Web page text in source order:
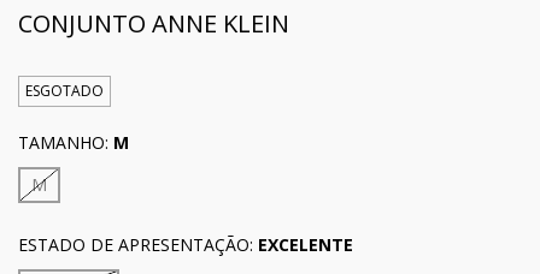
CONJUNTO ANNE KLEIN
ESGOTADO
TAMANHO: M
M
ESTADO DE APRESENTAÇÃO: EXCELENTE